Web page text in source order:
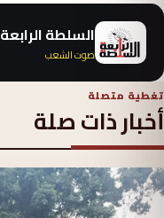
السلطة الرابعة
صوت الشعب
تغطية متصلة
أخبار ذات صلة